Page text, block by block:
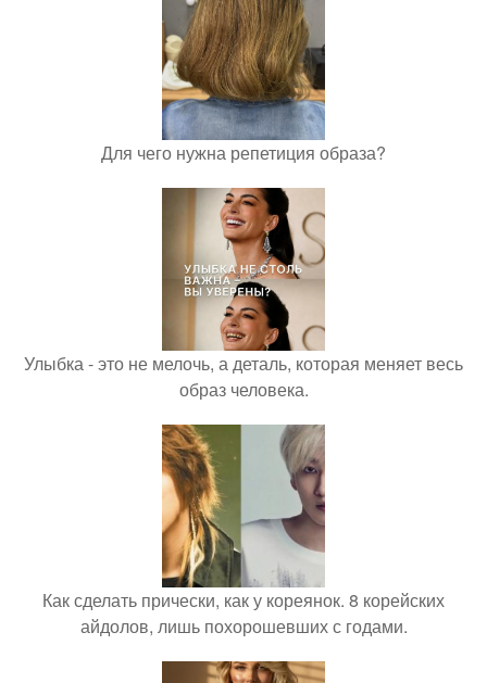
Для чего нужна репетиция образа?
Улыбка - это не мелочь, а деталь, которая меняет весь
образ человека.
Как сделать прически, как у кореянок. 8 корейских
айдолов, лишь похорошевших с годами.